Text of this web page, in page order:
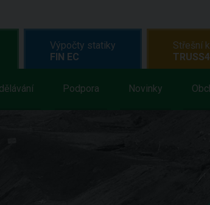
Podpora Novinky
Výpočty statiky
FIN EC
Střešní
TRUSS4